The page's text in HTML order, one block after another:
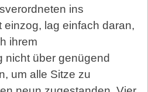
ins
einzog, lag einfach daran,
ihrem
nicht über genügend
um alle Sitze zu